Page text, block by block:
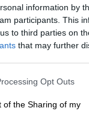
information by
participants. This
to third parties on
that may further
app uses one
or usage behaviour.
to Google and its
specified purposes
Opt Outs
of the Sharing of my
το ΕΘΝΟΣ στη
περιοχή του
αφορούν σε